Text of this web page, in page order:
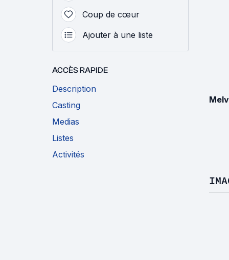
Coup de cœur
Ajouter à une liste
ACCÈS RAPIDE
Description
Casting
Medias
Listes
Activités